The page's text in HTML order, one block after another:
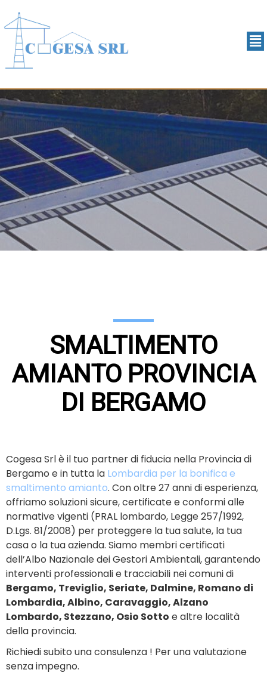
SMALTIMENTO
AMIANTO PROVINCIA
DI BERGAMO
Cogesa Srl è il tuo partner di fiducia nella Provincia di
Bergamo e in tutta la Lombardia per la bonifica e
smaltimento amianto. Con oltre 27 anni di esperienza,
offriamo soluzioni sicure, certificate e conformi alle
normative vigenti (PRAL lombardo, Legge 257/1992,
D.Lgs. 81/2008) per proteggere la tua salute, la tua
casa o la tua azienda. Siamo membri certificati
dell’Albo Nazionale dei Gestori Ambientali, garantendo
interventi professionali e tracciabili nei comuni di
Bergamo, Treviglio, Seriate, Dalmine, Romano di
Lombardia, Albino, Caravaggio, Alzano
Lombardo, Stezzano, Osio Sotto e altre località
della provincia.
Richiedi subito una consulenza ! Per una valutazione
senza impegno.